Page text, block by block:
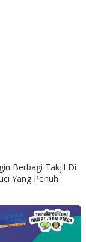
Berbagi Takjil Di
Yang Penuh